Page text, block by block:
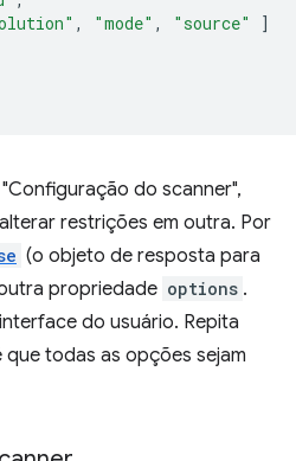
, "mode" , "source"
]
do scanner",
restrições em outra. Por
(o objeto de resposta para
propriedade options .
do usuário. Repita
todas as opções sejam